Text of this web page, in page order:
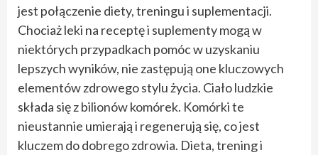
jest połączenie diety, treningu i suplementacji.
Chociaż leki na receptę i suplementy mogą w
niektórych przypadkach pomóc w uzyskaniu
lepszych wyników, nie zastępują one kluczowych
elementów zdrowego stylu życia. Ciało ludzkie
składa się z bilionów komórek. Komórki te
nieustannie umierają i regenerują się, co jest
kluczem do dobrego zdrowia. Dieta, trening i